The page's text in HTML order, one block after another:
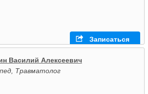
Записаться
Василий Алексеевич
Травматолог